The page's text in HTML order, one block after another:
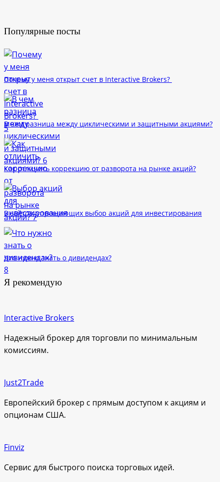
Популярные посты
Почему у меня открыт счет в Interactive Brokers?
В чем разница между циклическими и защитными акциями?
Как отличить коррекцию от разворота на рынке акций?
5 сайтов, упрощающих выбор акций для инвестирования
Что нужно знать о дивидендах?
Я рекомендую
Interactive Brokers
Надежный брокер для торговли по минимальным
комиссиям.
Just2Trade
Европейский брокер с прямым доступом к акциям и
опционам США.
Finviz
Сервис для быстрого поиска торговых идей.